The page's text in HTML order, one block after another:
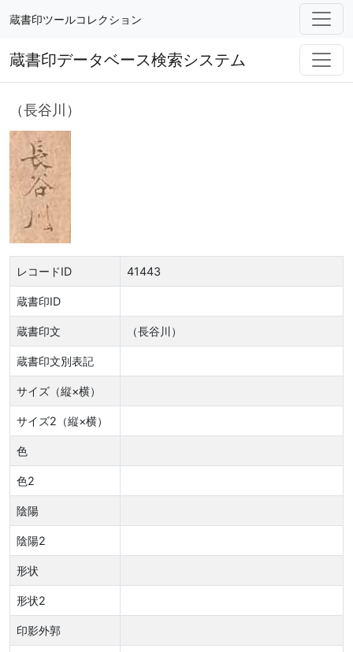
蔵書印ツールコレクション
蔵書印データベース検索システム
（長谷川）
レコードID 41443
蔵書印ID
蔵書印文 （長谷川）
蔵書印文別表記
サイズ（縦×横）
サイズ2（縦×横）
色
色2
陰陽
陰陽2
形状
形状2
印影外郭